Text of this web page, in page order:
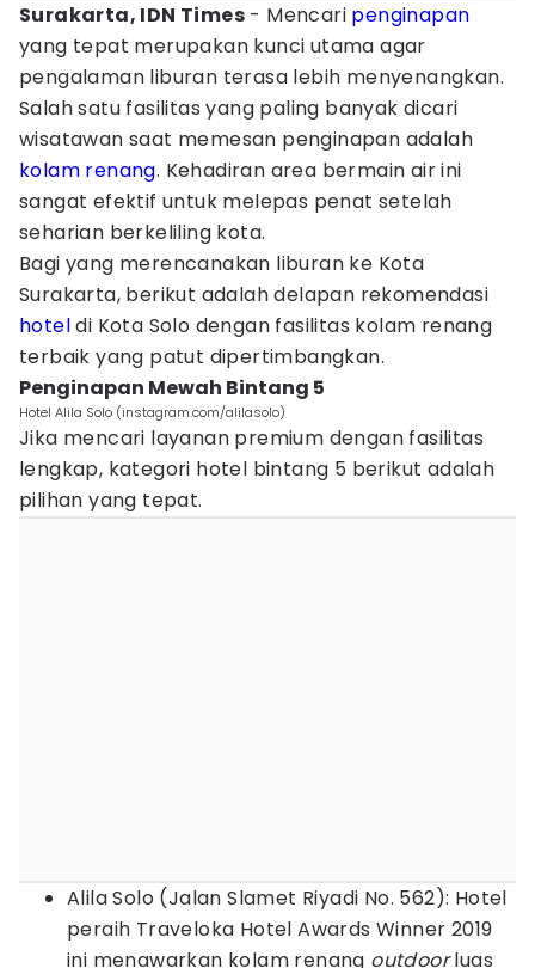
Surakarta, IDN Times - Mencari penginapan
yang tepat merupakan kunci utama agar
pengalaman liburan terasa lebih menyenangkan.
Salah satu fasilitas yang paling banyak dicari
wisatawan saat memesan penginapan adalah
kolam renang. Kehadiran area bermain air ini
sangat efektif untuk melepas penat setelah
seharian berkeliling kota.
Bagi yang merencanakan liburan ke Kota
Surakarta, berikut adalah delapan rekomendasi
hoteldi Kota Solo dengan fasilitas kolam renang
terbaik yang patut dipertimbangkan.
Penginapan Mewah Bintang 5
Hotel Alila Solo (instagram.com/alilasolo)
Jika mencari layanan premium dengan fasilitas
lengkap, kategori hotel bintang 5 berikut adalah
pilihan yang tepat.
Alila Solo (Jalan Slamet Riyadi No. 562): Hotel
peraih Traveloka Hotel Awards Winner 2019
ini menawarkan kolam renang outdoorluas